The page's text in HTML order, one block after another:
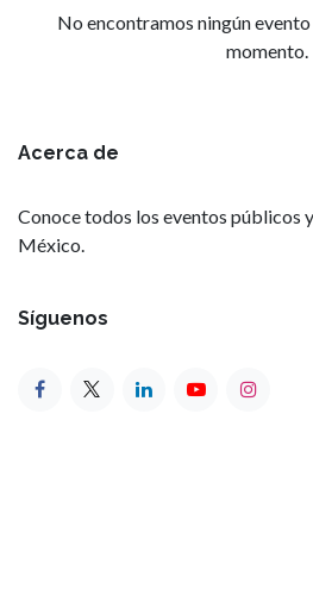
No encontramos ningún
momento.
Acerca de
Conoce todos los eventos públicos
México.
Síguenos